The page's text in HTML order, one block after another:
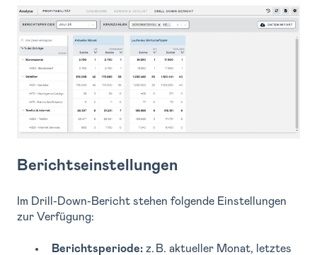
Berichtseinstellungen
Im Drill-Down-Bericht stehen folgende Einstellungen
zur Verfügung:
Berichtsperiode: z. B. aktueller Monat, letztes